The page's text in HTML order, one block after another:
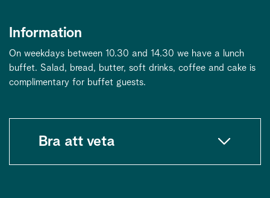
Information
On weekdays between 10.30 and 14.30 we have a lunch
buffet. Salad, bread, butter, soft drinks, coffee and cake is
complimentary for buffet guests.
Bra att veta